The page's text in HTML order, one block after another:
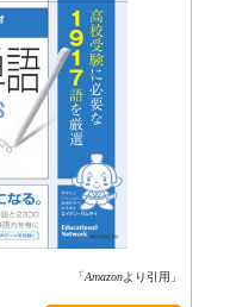
「Amazonより引用」